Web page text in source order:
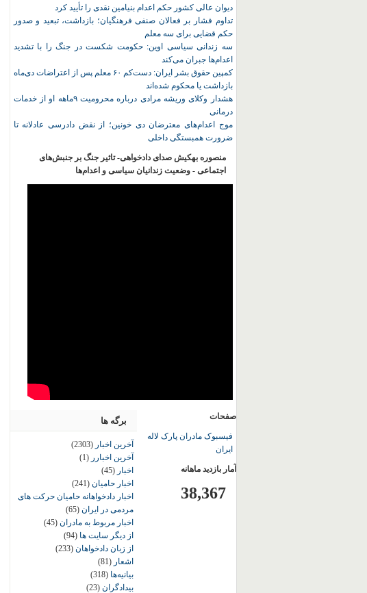
دیوان عالی کشور حکم اعدام بنیامین نقدی را تأیید کرد
تداوم فشار بر فعالان صنفی فرهنگیان؛ بازداشت، تبعید و صدور
حکم قضایی برای سه معلم
سه زندانی سیاسی اوین: حکومت شکست در جنگ را با تشدید
اعدام‌ها جبران می‌کند
کمپین حقوق بشر ایران: دست‌کم ۶۰ معلم پس از اعتراضات دی‌ماه
بازداشت یا محکوم شده‌اند
هشدار وکلای وریشه مرادی درباره محرومیت ۹ماهه او از خدمات
درمانی
موج اعدام‌های معترضان دی‌ خونین؛ از نقض دادرسی عادلانه تا
ضرورت همبستگی داخلی
منصوره بهکیش صدای دادخواهی- تاثیر جنگ بر جنبش‌های
اجتماعی - وضعیت زندانیان سیاسی و اعدام‌ها
برگه ها
آخرین اخبار (2303)
آخرین اخبارر (1)
اخبار (45)
اخبار حامیان (241)
اخبار دادخواهانه حامیان حرکت های
مردمی در ایران (65)
اخبار مربوط به مادران (45)
از دیگر سایت ها (94)
از زبان دادخواهان (233)
اشعار (81)
بیانیه‌ها (318)
بیدادگران (23)
صفحات
فیسبوک مادران پارک لاله
ایران
آمار بازدید ماهانه
38,367